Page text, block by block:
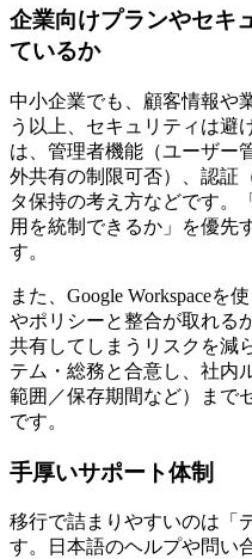
企業向けプランやセキ
ているか
中小企業でも、顧客情報や
う以上、セキュリティは避
は、管理者機能（ユーザー
外共有の制限可否）、認証
タ保持の考え方などです。
用を統制できるか」
を優先
す。
また、Google Workspaceを
やポリシーと整合が取れる
共有してしまうリスクを減
テム・総務と合意し、社内
範囲／保存期間など）まで
です。
手厚いサポート体制
移行で詰まりやすいのは「
す。日本語のヘルプや問い